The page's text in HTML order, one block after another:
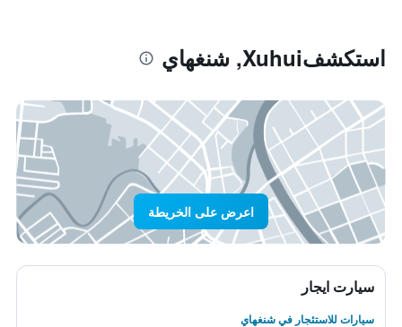
استكشفXuhui, شنغهاي
اعرض على الخريطة
سيارت ايجار
سيارات للاستئجار في شنغهاي